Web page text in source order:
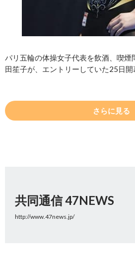
パリ五輪の体操女子代表を飲酒、喫煙
田笙子が、エントリーしていた25日
さらに見る
共同通信 47NEWS
http://www.47news.jp/